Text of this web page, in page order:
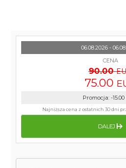
06.08.2026 -
CENA
90.00
75.00
Promocja: -15.00
Najniższa cena z ostatnich 30 dni
DALEJ